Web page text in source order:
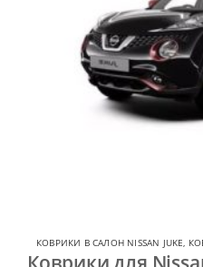
КОВРИКИ В САЛОН NISSAN JUKE,